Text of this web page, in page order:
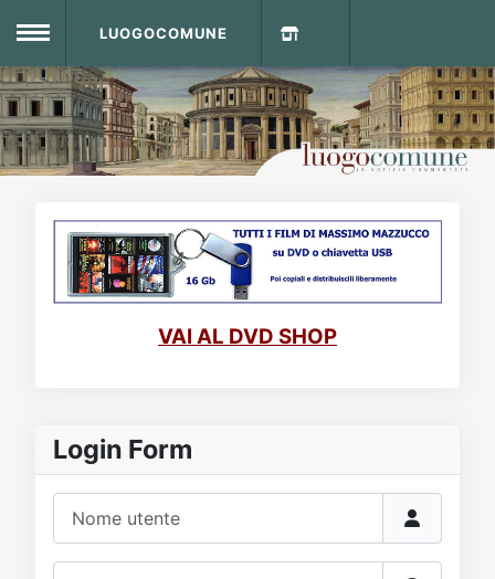
MENU
Home
DVD Shop
Sito
Forum
LUOGOCOMUNE
VAI AL DVD SHOP
Login Form